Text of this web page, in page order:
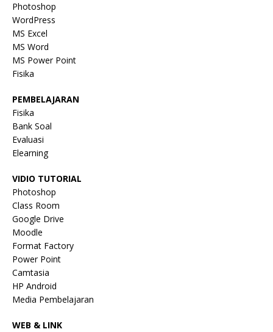
Photoshop
WordPress
MS Excel
MS Word
MS Power Point
Fisika
PEMBELAJARAN
Fisika
Bank Soal
Evaluasi
Elearning
VIDIO TUTORIAL
Photoshop
Class Room
Google Drive
Moodle
Format Factory
Power Point
Camtasia
HP Android
Media Pembelajaran
WEB & LINK